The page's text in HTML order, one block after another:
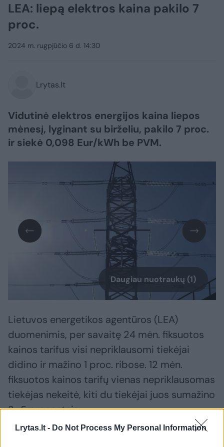
Lrytas.lt - Do Not Process My Personal Information
LEA: liepą elektros kaina pakilo 7
proc.
2024 m. rugpjūčio 6 d. 14:30
Lrytas.lt
Vidutinė elektros energijos kaina liepos
mėnesį, lyginant su birželiu, pakilo 7 proc.
ir siekė 0,098 Eur/kWh be PVM.
Daugiau nuotraukų (1)
Lietuvos energetikos agentūros (LEA)
duomenimis, per savaitę 24 mėn. fiksuotos
kainos tarifus visi nepriklausomi tiekėjai
didino ir mažino 1 proc. ribose. 12 mėn.
fiksuotos kainos tarifų vienas nepriklausomas
tiekėjas nekeitė, kiti du tiekėjai juos sumažino
3–5 procentais.